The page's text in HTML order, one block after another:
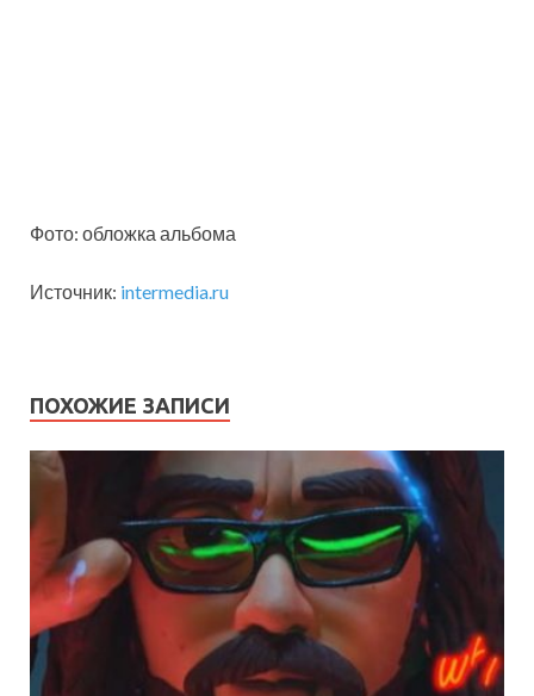
Фото: обложка альбома
Источник: intermedia.ru
ПОХОЖИЕ ЗАПИСИ